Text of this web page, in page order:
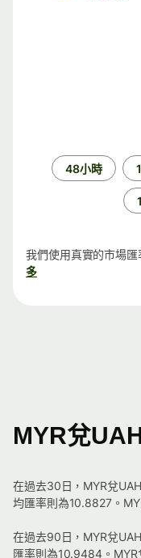
48小時
我們使用真實的市場匯
多
MYR兌
在過去30日，MYR兌
均匯率則為10.8827。
在過去90日，MYR兌
匯率則為10.9484。MYR